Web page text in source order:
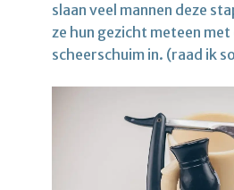
slaan veel mannen deze
ze hun gezicht meteen met
scheerschuim in. (raad ik